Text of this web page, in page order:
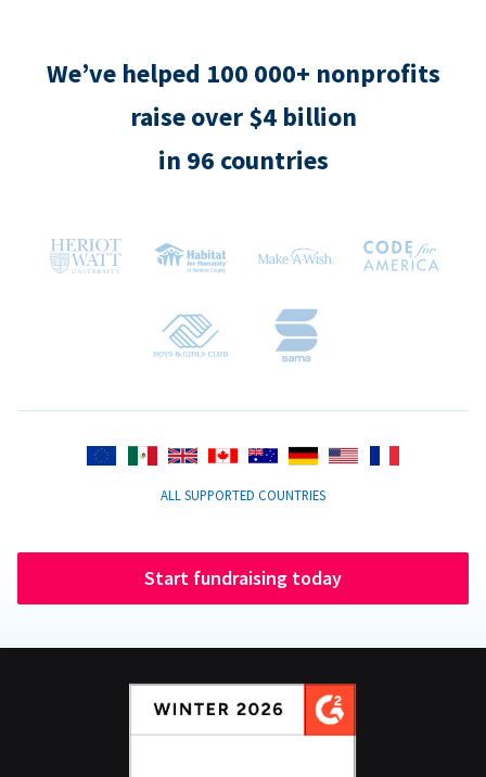
We’ve helped 100 000+ nonprofits
raise over $4 billion
in 96 countries
ALL SUPPORTED COUNTRIES
Start fundraising today